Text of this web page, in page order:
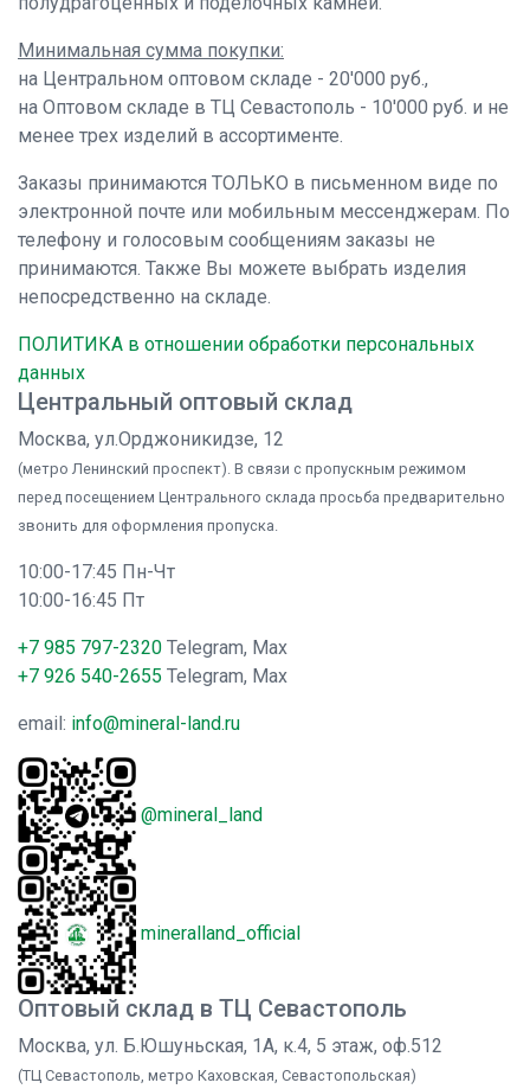
Минимальная сумма покупки:
на Центральном оптовом складе - 20'000 руб.,
на Оптовом складе в ТЦ Севастополь - 10'000 руб. и не
менее трех изделий в ассортименте.
Заказы принимаются ТОЛЬКО в письменном виде по
электронной почте или мобильным мессенджерам. По
телефону и голосовым сообщениям заказы не
принимаются. Также Вы можете выбрать изделия
непосредственно на складе.
ПОЛИТИКА в отношении обработки персональных
данных
Центральный оптовый склад
Москва, ул.Орджоникидзе, 12
(метро Ленинский проспект). В связи с пропускным режимом
перед посещением Центрального склада просьба предварительно
звонить для оформления пропуска.
10:00-17:45 Пн-Чт
10:00-16:45 Пт
+7 985 797-2320 Telegram, Max
+7 926 540-2655 Telegram, Max
email: info@mineral-land.ru
@mineral_land
mineralland_official
Оптовый склад в ТЦ Севастополь
Москва, ул. Б.Юшуньская, 1А, к.4, 5 этаж, оф.512
(ТЦ Севастополь, метро Каховская, Севастопольская)